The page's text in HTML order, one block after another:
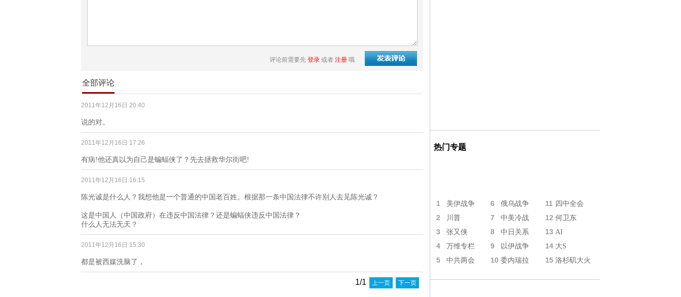
评论前需要先 登录 或者 注册 哦
全部评论
2011年12月16日 20:40
说的对。
2011年12月16日 17:26
有病!他还真以为自己是蝙蝠侠了？先去拯救华尔街吧!
2011年12月16日 16:15
陈光诚是什么人？我想他是一个普通的中国老百姓。根据那一条中国法律不许别人去见陈光诚？
这是中国人（中国政府）在违反中国法律？还是蝙蝠侠违反中国法律？
什么人无法无天？
2011年12月16日 15:30
都是被西媒洗脑了，
1/1 上一页 下一页
热门专题
1 美伊战争 6 俄乌战争 11 四中全会
2 川普 7 中美冷战 12 何卫东
3 张又侠 8 中日关系 13 AI
4 万维专栏 9 以伊战争 14 大S
5 中共两会 10 委内瑞拉 15 洛杉矶大火